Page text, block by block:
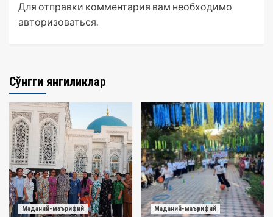
Для отправки комментария вам необходимо
авторизоваться.
Сўнгги янгиликлар
Маданий-маърифий
Маданий-маърифий